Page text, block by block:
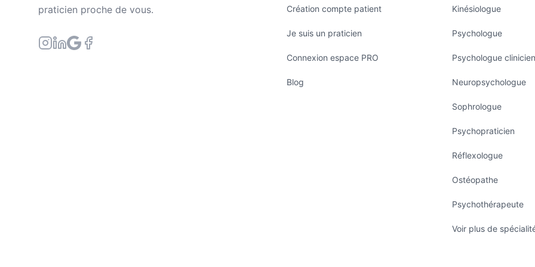
praticien proche de vous.
Création compte patient
Je suis un praticien
Connexion espace PRO
Blog
Kinésiologue
Psychologue
Psychologue
Neuropsychologue
Sophrologue
Psychopraticien
Réflexologue
Ostéopathe
Psychothérapeute
Voir plus de